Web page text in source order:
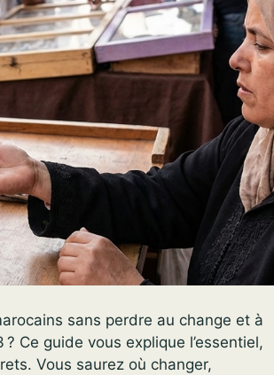
sans perdre au change et à
Ce guide vous explique l’essentiel,
Vous saurez où changer,